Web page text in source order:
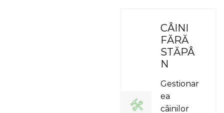
CÂINI
FĂRĂ
STĂPÂ
N
Gestionar
ea
câinilor